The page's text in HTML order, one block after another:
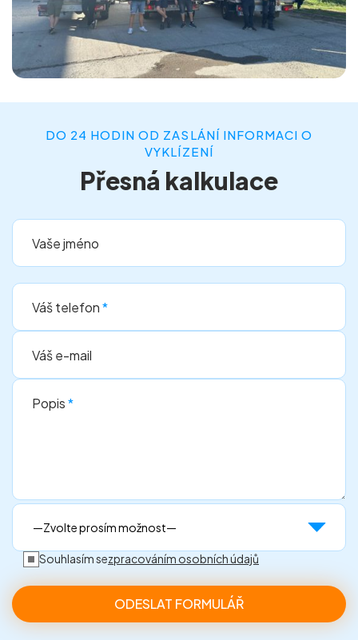
DO 24 HODIN OD ZASLÁNÍ INFORMACI O
VYKLÍZENÍ
Přesná kalkulace
Vaše jméno
Váš telefon*
Váš e-mail
Popis*
Souhlasím sezpracováním osobních údajů